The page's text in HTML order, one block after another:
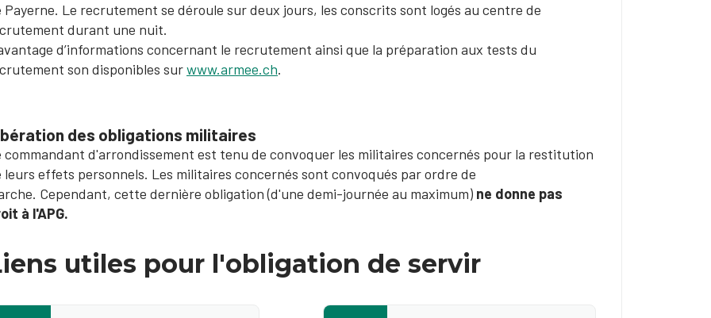
Payerne. Le recrutement se déroule sur deux jours, les conscrits sont logés au centre de
durant une nuit.
d’informations concernant le recrutement ainsi que la préparation aux tests du
son disponibles surwww.armee.ch.
des obligations militaires
commandant d'arrondissement est tenu de convoquer les militaires concernés pour la restitution
leurs effets personnels. Les militaires concernés sont convoqués par ordre de
Cependant, cette dernière obligation (d'une demi-journée au maximum) ne donne pas
à l'APG.
utiles pour l'obligation de servir